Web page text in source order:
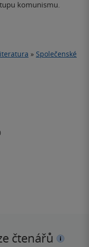
komunismu.
» Společenské
čtenářů